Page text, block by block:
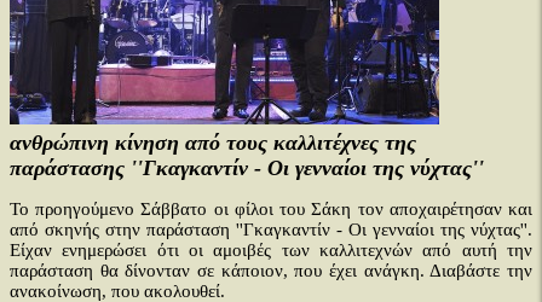
ανθρώπινη κίνηση από τους καλλιτέχνες της
παράστασης ''Γκαγκαντίν - Οι γενναίοι της νύχτας''
Το προηγούμενο Σάββατο οι φίλοι του Σάκη τον αποχαιρέτησαν και
από σκηνής στην παράσταση ''Γκαγκαντίν - Οι γενναίοι της νύχτας''.
Είχαν ενημερώσει ότι οι αμοιβές των καλλιτεχνών από αυτή την
παράσταση θα δίνονταν σε κάποιον, που έχει ανάγκη. Διαβάστε την
ανακοίνωση, που ακολουθεί.